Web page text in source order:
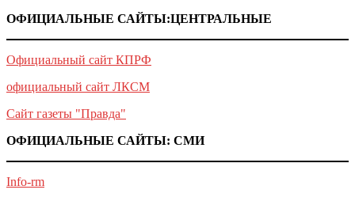
ОФИЦИАЛЬНЫЕ САЙТЫ:ЦЕНТРАЛЬНЫЕ
Официальный сайт КПРФ
официальный сайт ЛКСМ
Сайт газеты "Правда"
ОФИЦИАЛЬНЫЕ САЙТЫ: СМИ
Info-rm